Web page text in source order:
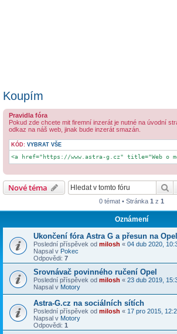
Koupím
Pravidla fóra
Pokud zde chcete mit firemní inzerát je nutné na úvodní
odkaz na náš web, jinak bude inzerát smazán.
KÓD: VYBRAT VŠE
<a href="https://www.astra-g.cz" title="Web o
Nové téma
0 témat • Stránka 1 z 1
Oznámení
Ukončení fóra Astra G a přesun na
Poslední příspěvek od milosh « 04 dub 2020,
Napsal v Pokec
Odpovědi: 7
Srovnávač povinného ručení Opel
Poslední příspěvek od milosh « 23 dub 2019,
Napsal v Motory
Astra-G.cz na sociálních sítích
Poslední příspěvek od milosh « 17 pro 2015,
Napsal v Motory
Odpovědi: 1